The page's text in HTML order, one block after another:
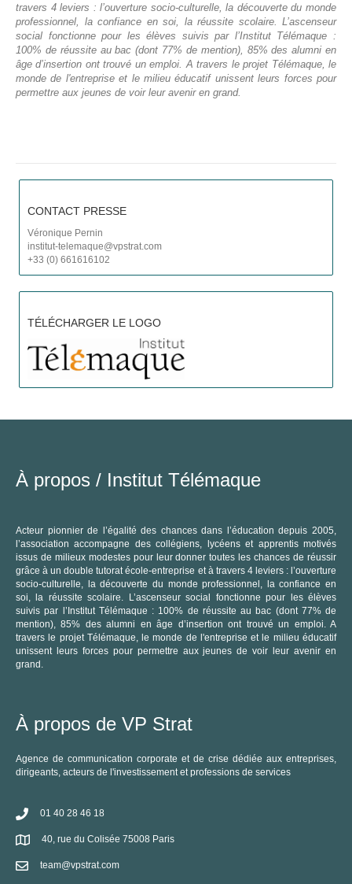
travers 4 leviers : l’ouverture socio-culturelle, la découverte du monde
professionnel, la confiance en soi, la réussite scolaire. L’ascenseur
social fonctionne pour les élèves suivis par l’Institut Télémaque :
100% de réussite au bac (dont 77% de mention), 85% des alumni en
âge d’insertion ont trouvé un emploi. A travers le projet Télémaque, le
monde de l'entreprise et le milieu éducatif unissent leurs forces pour
permettre aux jeunes de voir leur avenir en grand.
CONTACT PRESSE
Véronique Pernin
institut-telemaque@vpstrat.com
+33 (0) 661616102
TÉLÉCHARGER LE LOGO
À propos / Institut Télémaque
Acteur pionnier de l’égalité des chances dans l’éducation depuis 2005,
l’association accompagne des collégiens, lycéens et apprentis motivés
issus de milieux modestes pour leur donner toutes les chances de réussir
grâce à un double tutorat école-entreprise et à travers 4 leviers : l’ouverture
socio-culturelle, la découverte du monde professionnel, la confiance en
soi, la réussite scolaire. L’ascenseur social fonctionne pour les élèves
suivis par l’Institut Télémaque : 100% de réussite au bac (dont 77% de
mention), 85% des alumni en âge d’insertion ont trouvé un emploi. A
travers le projet Télémaque, le monde de l'entreprise et le milieu éducatif
unissent leurs forces pour permettre aux jeunes de voir leur avenir en
grand.
À propos de VP Strat
Agence de communication corporate et de crise dédiée aux entreprises,
dirigeants, acteurs de l'investissement et professions de services
01 40 28 46 18
40, rue du Colisée 75008 Paris
team@vpstrat.com